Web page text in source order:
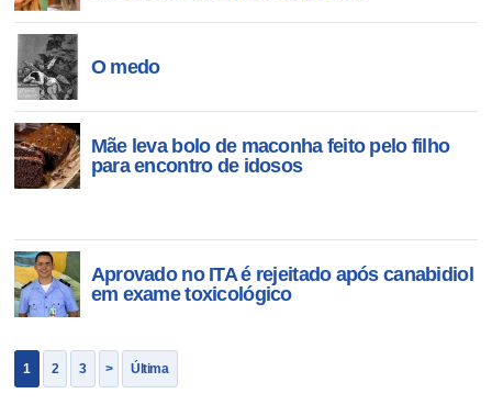
O medo
Mãe leva bolo de maconha feito pelo filho
para encontro de idosos
Aprovado no ITA é rejeitado após canabidiol
em exame toxicológico
1 2 3 > Última